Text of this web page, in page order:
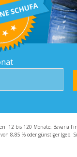
– FAQ
12 bis 120 Monate, Bavaria
8,85 % oder günstiger (geb.